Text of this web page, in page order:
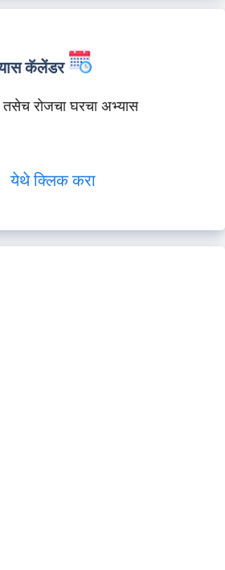
कॅलेंडर
तसेच रोजचा घरचा अभ्यास
येथे क्लिक करा